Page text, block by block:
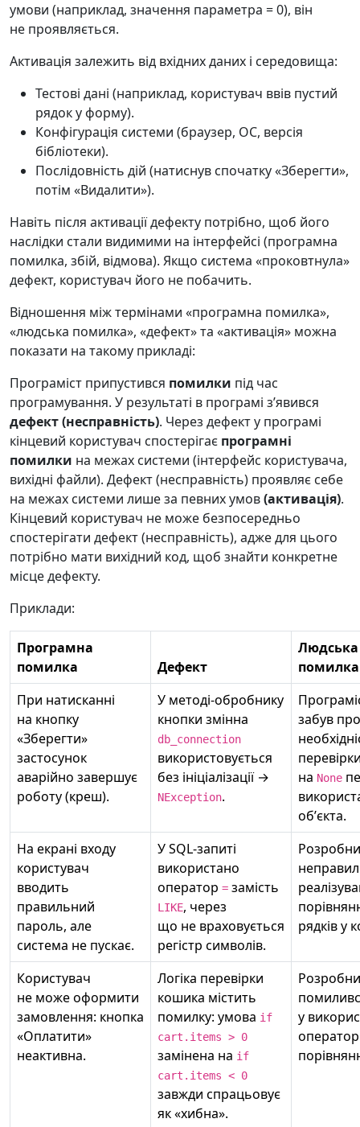
умови (наприклад, значення параметра = 0), він
не проявляється.
Активація залежить від вхідних даних і середовища:
Тестові дані (наприклад, користувач ввів пустий
рядок у форму).
Конфігурація системи (браузер, ОС, версія
бібліотеки).
Послідовність дій (натиснув спочатку «Зберегти»,
потім «Видалити»).
Навіть після активації дефекту потрібно, щоб його
наслідки стали видимими на інтерфейсі (програмна
помилка, збій, відмова). Якщо система «проковтнула»
дефект, користувач його не побачить.
Відношення між термінами «програмна помилка»,
«людська помилка», «дефект» та «активація» можна
показати на такому прикладі:
Програміст припустився помилки під час
програмування. У результаті в програмі зʼявився
дефект (несправність). Через дефект у програмі
кінцевий користувач спостерігає програмні
помилки на межах системи (інтерфейс користувача,
вихідні файли). Дефект (несправність) проявляє себе
на межах системи лише за певних умов(активація).
Кінцевий користувач не може безпосередньо
спостерігати дефект (несправність), адже для цього
потрібно мати вихідний код, щоб знайти конкретне
місце дефекту.
Приклади:
Програмна
помилка
Дефект
Людська
помилка
При натисканні
на кнопку
«Зберегти»
застосунок
аварійно завершує
роботу (креш).
У методі-обробнику
кнопки змінна
db_connection
використовується
без ініціалізації →
NException.
забув про
на None
обʼєкта.
На екрані входу
користувач
вводить
правильний
пароль, але
система не пускає.
У SQL-запиті
використано
оператор = замість
LIKE, через
що не враховується
регістр символів.
рядків у
Користувач
не може оформити
замовлення: кнопка
«Оплатити»
неактивна.
Логіка перевірки
кошика містить
помилку: умова if
cart.items > 0
замінена на if
cart.items < 0
завжди спрацьовує
як «хибна».
у